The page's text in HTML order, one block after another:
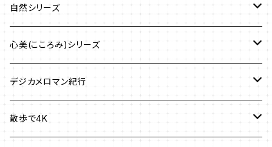
色鉛筆デッサン
鉛筆画デッサン
パステル画
色鉛筆画風デッサン
鉛筆画風(白黒)デッサン
油絵風
水彩画風
色鉛筆デッサン風
鉛筆デッサン風(白黒)
自然シリーズ
国立散歩編・空
水彩画風
国立散歩編・春
油絵風
心美(こころみ)シリーズ
東京国立散歩編
色鉛筆スケッチ・デッサン
5月東京立川散歩編
デジカメロマン紀行
東京立川国立散歩編
散歩で4K